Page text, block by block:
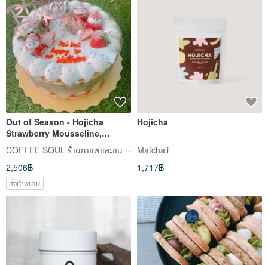
Out of Season - Hojicha
Strawberry Mousseline,
Hojicha Mousseline,
Strawberry Mousseline, Shuo
Desserts, Home Delivery
Available
COFFEE SOUL ร้านกาแฟและขนมหวาน
2,506฿
สั่งทำพิเศษ
Hojicha
Matchali
1,717฿